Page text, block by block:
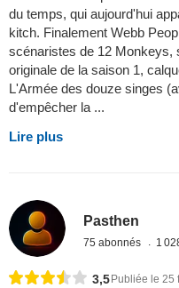
du temps, qui aujourd'hui
kitch. Finalement Webb
scénaristes de 12 Monkeys,
originale de la saison 1,
L'Armée des douze singes
d'empêcher la ...
Lire plus
Pasthen
75 abonnés 1
3,5 Publiée le 25